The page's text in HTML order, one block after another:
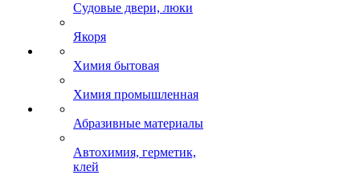
Судовые двери, люки
Якоря
Химия бытовая
Химия промышленная
Абразивные материалы
Автохимия, герметик,
клей